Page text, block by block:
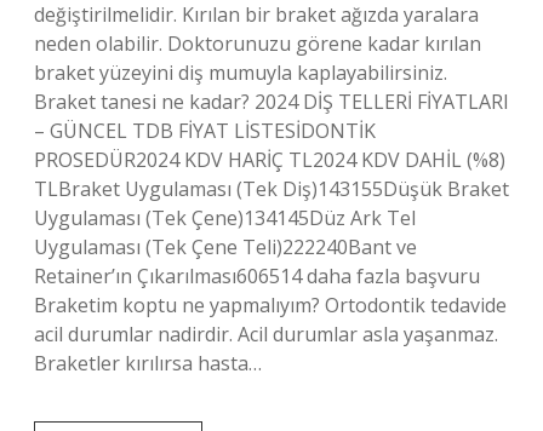
değiştirilmelidir. Kırılan bir braket ağızda yaralara
neden olabilir. Doktorunuzu görene kadar kırılan
braket yüzeyini diş mumuyla kaplayabilirsiniz.
Braket tanesi ne kadar? 2024 DİŞ TELLERİ FİYATLARI
– GÜNCEL TDB FİYAT LİSTESİDONTİK
PROSEDÜR2024 KDV HARİÇ TL2024 KDV DAHİL (%8)
TLBraket Uygulaması (Tek Diş)143155Düşük Braket
Uygulaması (Tek Çene)134145Düz Ark Tel
Uygulaması (Tek Çene Teli)222240Bant ve
Retainer’ın Çıkarılması606514 daha fazla başvuru
Braketim koptu ne yapmalıyım? Ortodontik tedavide
acil durumlar nadirdir. Acil durumlar asla yaşanmaz.
Braketler kırılırsa hasta…